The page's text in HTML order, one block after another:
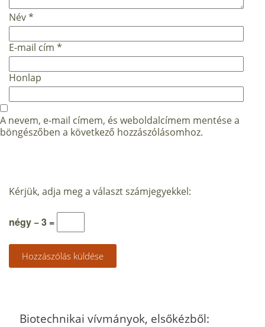
Név*
E-mail cím *
Honlap
A nevem, e-mail címem, és weboldalcímem mentése a
böngészőben a következő hozzászólásomhoz.
Kérjük, adja meg a választ számjegyekkel:
négy − 3 =
Biotechnikai vívmányok, elsőkézből: